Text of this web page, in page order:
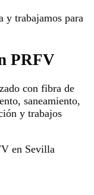
y trabajamos para
PRFV
con fibra de
saneamiento,
y trabajos
en Sevilla